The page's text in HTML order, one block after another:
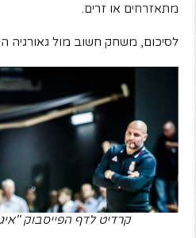
מתאזרחים או זרים.
לסיכום, משחק חשוב מול גאורגיה
קרדיט לדף הפייסבוק